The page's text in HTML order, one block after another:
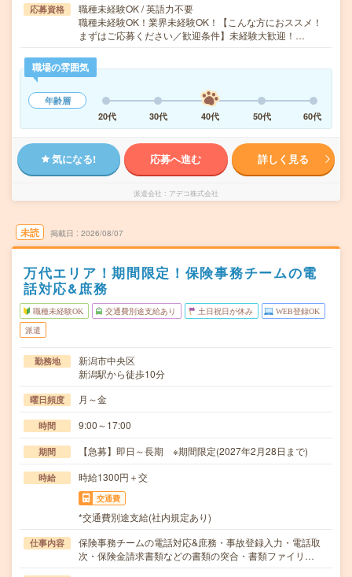
応募資格
職種未経験OK / 英語力不要
職種未経験OK！業界未経験OK！【こんな方におススメ！
まずはご応募ください／歓迎条件】未経験大歓迎！…
職場の雰囲気
年齢層
20代
30代 40代 50代 60代
気になる! 応募へ進む 詳しく見る
派遣会社 アデコ株式会社
未読 掲載日 2026/08/07
万代エリア！期間限定！保険事務チームの電
話対応&庶務
職種未経験OK 交通費別途支給あり 土日祝日が休み WEB登録OK
派遣
勤務地
新潟市中央区
新潟駅から徒歩10分
曜日頻度 月～金
時間 9:00～17:00
期間 【急募】即日～長期 ※期間限定(2027年2月28日まで)
時給 時給1300円＋交
交通費
*交通費別途支給(社内規定あり)
仕事内容
保険事務チームの電話対応&庶務・事故登録入力・電話取
次・保険金請求書類などの書類の突合・書類ファイリ…